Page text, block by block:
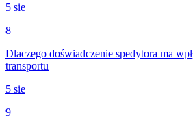
5 sie
8
Dlaczego doświadczenie spedytora ma
transportu
5 sie
9